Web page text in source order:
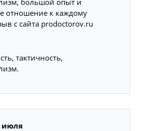
большой опыт и
отношение к каждому
с сайта prodoctorov.ru
тактичность,